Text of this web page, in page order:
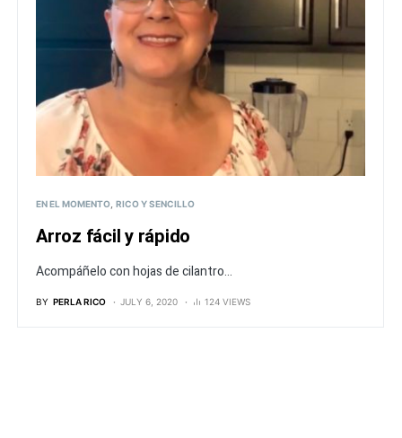
EN EL MOMENTO RICO Y SENCILLO
Arroz fácil y rápido
Acompáñelo con hojas de cilantro...
BY PERLA RICO JULY 6, 2020 124 VIEWS